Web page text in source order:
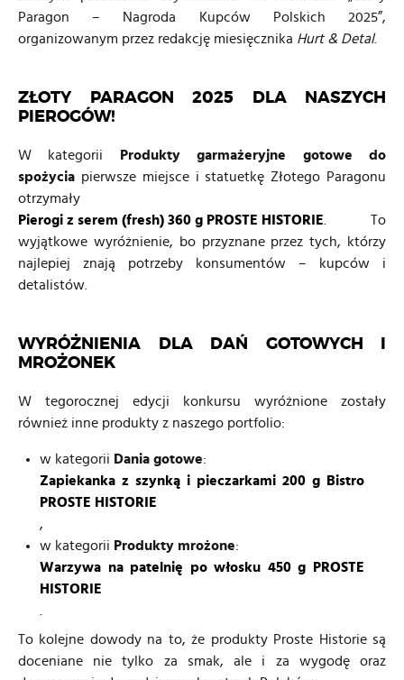
o Grupie +
Paragon – Nagroda Kupców Polskich 2025”,
organizowanym przez redakcję miesięcznika Hurt & Detal.
ZŁOTY PARAGON 2025 DLA NASZYCH
PIEROGÓW!
W kategorii
Produkty garmażeryjne gotowe do
spożycia pierwsze miejsce i statuetkę Złotego Paragonu
otrzymały
Pierogi z serem (fresh) 360 g PROSTE HISTORIE . To
wyjątkowe wyróżnienie, bo przyznane przez tych, którzy
najlepiej znają potrzeby konsumentów – kupców i
detalistów.
WYRÓŻNIENIA DLA DAŃ GOTOWYCH I
MROŻONEK
W tegorocznej edycji konkursu wyróżnione zostały
również inne produkty z naszego portfolio:
w kategorii Dania gotowe:
Zapiekanka z szynką i pieczarkami 200 g Bistro
PROSTE HISTORIE
,
w kategorii Produkty mrożone:
Warzywa na patelnię po włosku 450 g PROSTE
HISTORIE
To kolejne dowody na to, że produkty Proste Historie są
doceniane nie tylko za smak, ale i za wygodę oraz